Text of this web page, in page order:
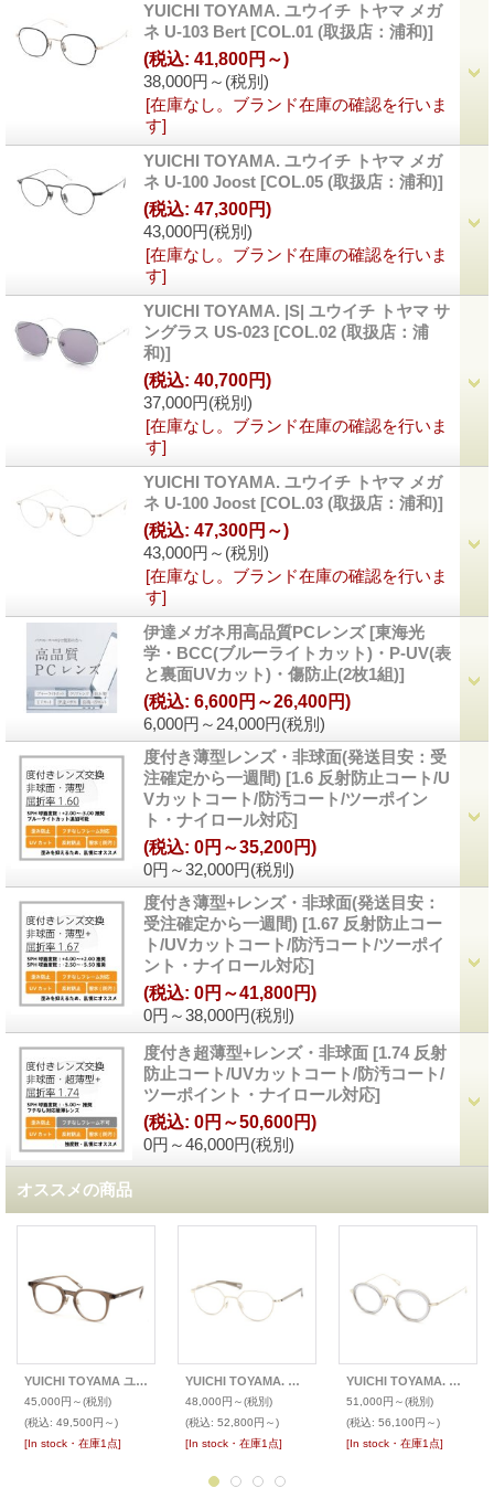
YUICHI TOYAMA. ユウイチ トヤマ メガ
ネ U-103 Bert [COL.01 (取扱店：浦和)]
38,000円～ (税別)
(税込: 41,800円～)
[在庫なし。ブランド在庫の確認を行いま
す]
YUICHI TOYAMA. ユウイチ トヤマ メガ
ネ U-100 Joost [COL.05 (取扱店：浦和)]
43,000円(税別)
(税込: 47,300円)
[在庫なし。ブランド在庫の確認を行いま
す]
YUICHI TOYAMA. |S| ユウイチ トヤマ サ
ングラス US-023 [COL.02 (取扱店：浦
和)]
37,000円(税別)
(税込: 40,700円)
[在庫なし。ブランド在庫の確認を行いま
す]
YUICHI TOYAMA. ユウイチ トヤマ メガ
ネ U-100 Joost [COL.03 (取扱店：浦和)]
43,000円～ (税別)
(税込: 47,300円～)
[在庫なし。ブランド在庫の確認を行いま
す]
伊達メガネ用高品質PCレンズ [東海光
学・BCC(ブルーライトカット)・P-UV(表
と裏面UVカット)・傷防止(2枚1組)]
6,000円～24,000円(税別)
(税込: 6,600円～26,400円)
度付き薄型レンズ・非球面(発送目安：受
注確定から一週間) [1.6 反射防止コート/U
Vカットコート/防汚コート/ツーポイン
ト・ナイロール対応]
0円～32,000円(税別)
(税込: 0円～35,200円)
度付き薄型+レンズ・非球面(発送目安：
受注確定から一週間) [1.67 反射防止コー
ト/UVカットコート/防汚コート/ツーポイ
ント・ナイロール対応]
0円～38,000円(税別)
(税込: 0円～41,800円)
度付き超薄型+レンズ・非球面 [1.74 反射
防止コート/UVカットコート/防汚コート/
ツーポイント・ナイロール対応]
0円～46,000円(税別)
(税込: 0円～50,600円)
オススメの商品
YUICHI TOYAMA ユウイチ トヤマ メガネ U-115 LAX
45,000円～(税別)
(税込: 49,500円～)
[In stock・在庫1点]
YUICHI TOYAMA. ユウイチ トヤマ メガネ U-178 Harry
48,000円～(税別)
(税込: 52,800円～)
[In stock・在庫1点]
YUICHI TOYAMA. ユウイチ トヤマ メガネ U-140 V.Moholy
51,000円～(税別)
(税込: 56,100円～)
[In stock・在庫1点]